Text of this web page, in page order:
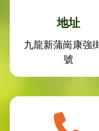
地址
九龍新蒲崗康強
號